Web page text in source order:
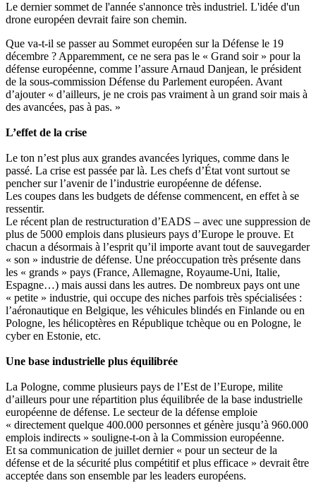
Le dernier sommet de l'année s'annonce très industriel. L'idée d'un
drone européen devrait faire son chemin.
Que va-t-il se passer au Sommet européen sur la Défense le 19
décembre ? Apparemment, ce ne sera pas le « Grand soir » pour la
défense européenne, comme l’assure Arnaud Danjean, le président
de la sous-commission Défense du Parlement européen. Avant
d’ajouter « d’ailleurs, je ne crois pas vraiment à un grand soir mais à
des avancées, pas à pas. »
L’effet de la crise
Le ton n’est plus aux grandes avancées lyriques, comme dans le
passé. La crise est passée par là. Les chefs d’État vont surtout se
pencher sur l’avenir de l’industrie européenne de défense.
Les coupes dans les budgets de défense commencent, en effet à se
ressentir.
Le récent plan de restructuration d’EADS – avec une suppression de
plus de 5000 emplois dans plusieurs pays d’Europe le prouve. Et
chacun a désormais à l’esprit qu’il importe avant tout de sauvegarder
« son » industrie de défense. Une préoccupation très présente dans
les « grands » pays (France, Allemagne, Royaume-Uni, Italie,
Espagne…) mais aussi dans les autres. De nombreux pays ont une
« petite » industrie, qui occupe des niches parfois très spécialisées :
l’aéronautique en Belgique, les véhicules blindés en Finlande ou en
Pologne, les hélicoptères en République tchèque ou en Pologne, le
cyber en Estonie, etc.
Une base industrielle plus équilibrée
La Pologne, comme plusieurs pays de l’Est de l’Europe, milite
d’ailleurs pour une répartition plus équilibrée de la base industrielle
européenne de défense. Le secteur de la défense emploie
« directement quelque 400.000 personnes et génère jusqu’à 960.000
emplois indirects » souligne-t-on à la Commission européenne.
Et sa communication de juillet dernier « pour un secteur de la
défense et de la sécurité plus compétitif et plus efficace » devrait être
acceptée dans son ensemble par les leaders européens.